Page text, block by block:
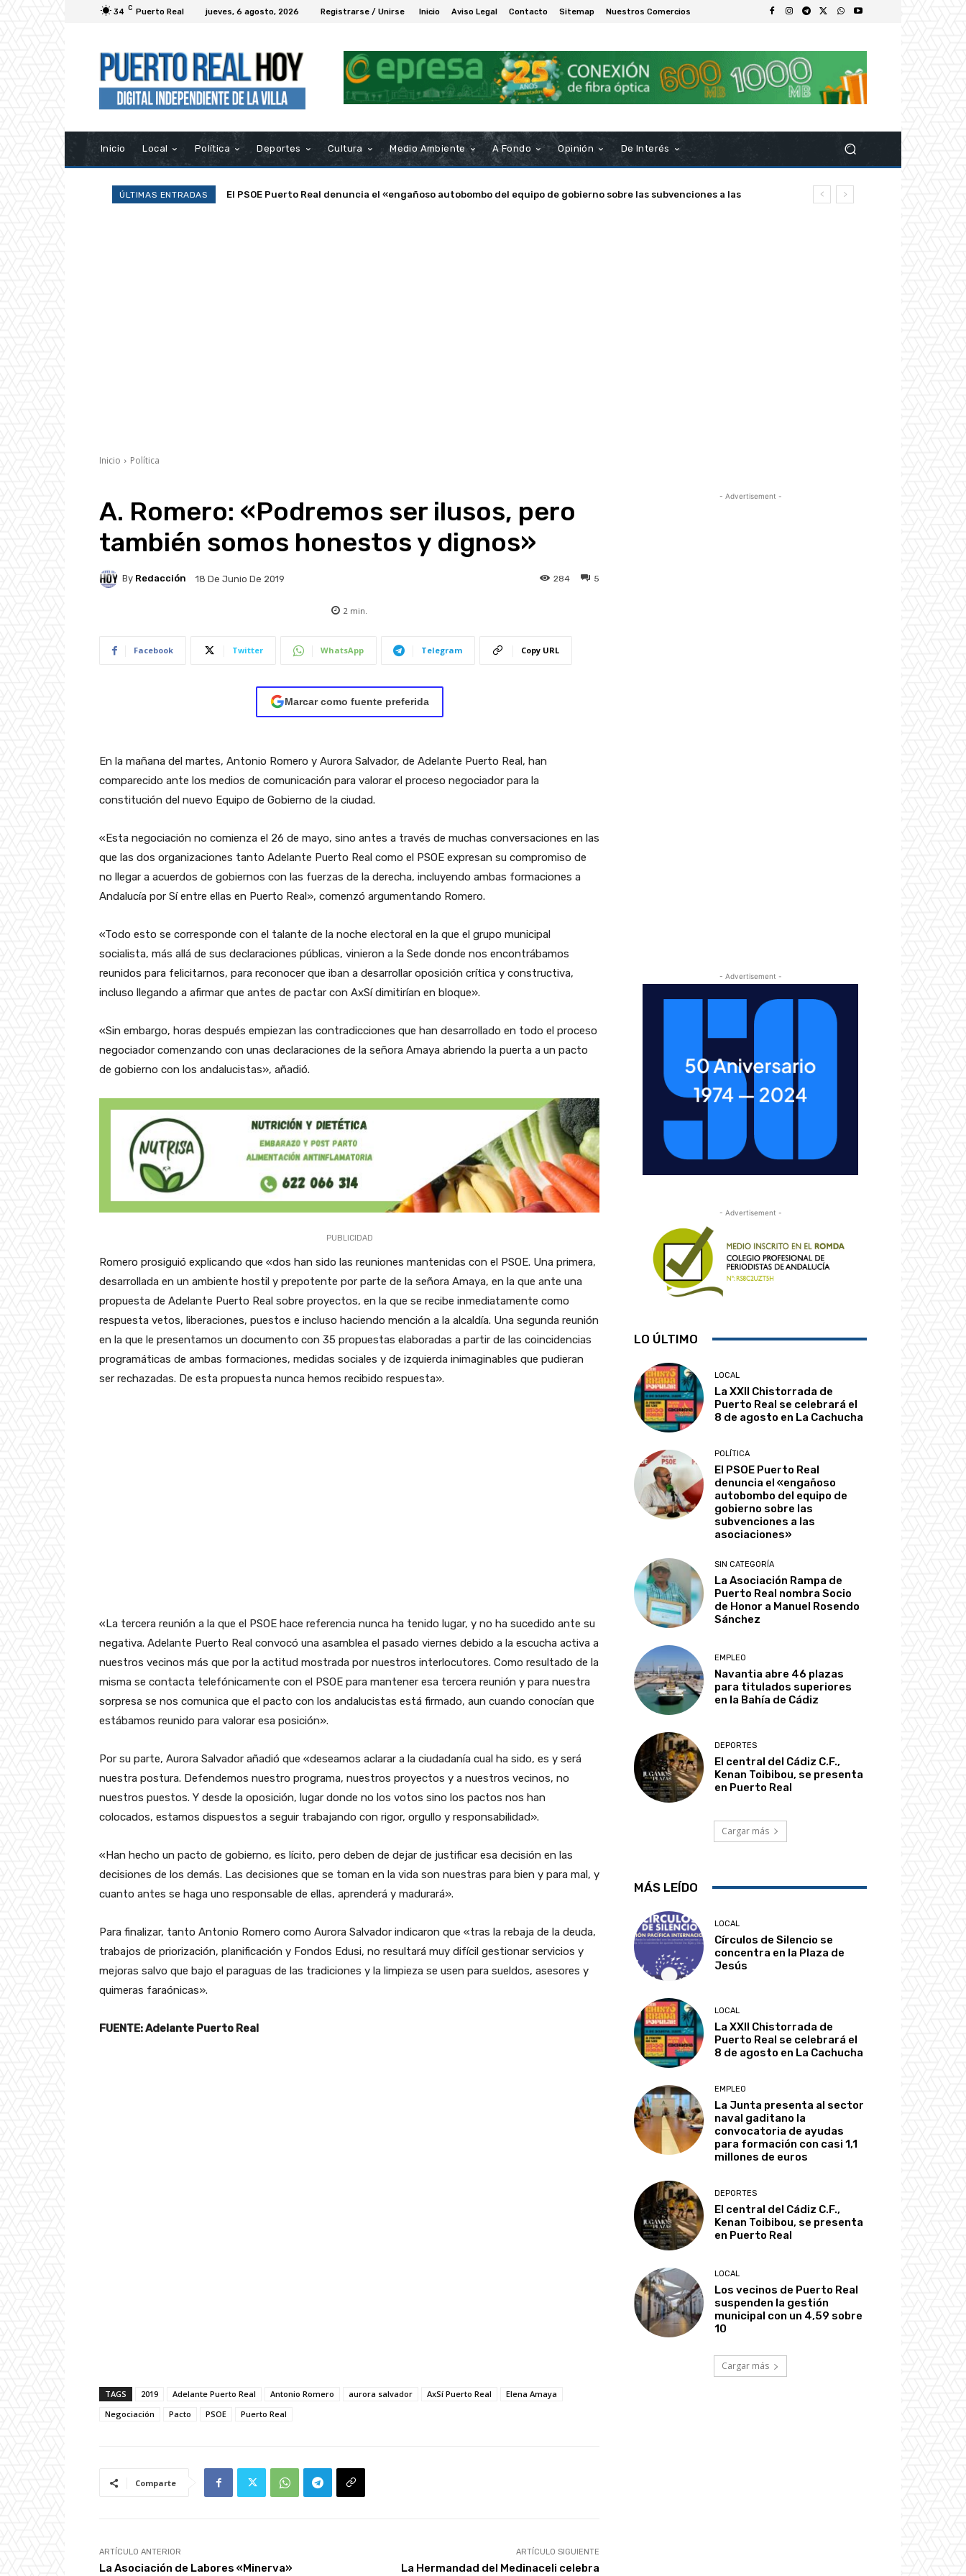
34 C Puerto Real jueves, 6 agosto, 2026 Registrarse / Unirse Inicio Aviso Legal Contacto Sitemap Nuestros Comercios
Inicio Local Política Deportes Cultura Medio Ambiente A Fondo Opinión De Interés
ÚLTIMAS ENTRADAS
El PSOE Puerto Real denuncia el «engañoso autobombo del equipo de gobierno sobre las subvenciones a las
La Asociación Rampa de Puerto Real nombra Socio de Honor a Manuel Rosendo Sánchez
Inicio Política
A. Romero: «Podremos ser ilusos, pero
también somos honestos y dignos»
By Redacción 18 De Junio De 2019 5
284
2 min.
Facebook Twitter WhatsApp Telegram Copy URL
Marcar como fuente preferida
En la mañana del martes, Antonio Romero y Aurora Salvador, de Adelante Puerto Real, han
comparecido ante los medios de comunicación para valorar el proceso negociador para la
constitución del nuevo Equipo de Gobierno de la ciudad.
«Esta negociación no comienza el 26 de mayo, sino antes a través de muchas conversaciones en las
que las dos organizaciones tanto Adelante Puerto Real como el PSOE expresan su compromiso de
no llegar a acuerdos de gobiernos con las fuerzas de la derecha, incluyendo ambas formaciones a
Andalucía por Sí entre ellas en Puerto Real», comenzó argumentando Romero.
«Todo esto se corresponde con el talante de la noche electoral en la que el grupo municipal
socialista, más allá de sus declaraciones públicas, vinieron a la Sede donde nos encontrábamos
reunidos para felicitarnos, para reconocer que iban a desarrollar oposición crítica y constructiva,
incluso llegando a afirmar que antes de pactar con AxSí dimitirían en bloque».
«Sin embargo, horas después empiezan las contradicciones que han desarrollado en todo el proceso
negociador comenzando con unas declaraciones de la señora Amaya abriendo la puerta a un pacto
de gobierno con los andalucistas», añadió.
PUBLICIDAD
Romero prosiguió explicando que «dos han sido las reuniones mantenidas con el PSOE. Una primera,
desarrollada en un ambiente hostil y prepotente por parte de la señora Amaya, en la que ante una
propuesta de Adelante Puerto Real sobre proyectos, en la que se recibe inmediatamente como
respuesta vetos, liberaciones, puestos e incluso haciendo mención a la alcaldía. Una segunda reunión
en la que le presentamos un documento con 35 propuestas elaboradas a partir de las coincidencias
programáticas de ambas formaciones, medidas sociales y de izquierda inimaginables que pudieran
ser rechazadas. De esta propuesta nunca hemos recibido respuesta».
«La tercera reunión a la que el PSOE hace referencia nunca ha tenido lugar, y no ha sucedido ante su
negativa. Adelante Puerto Real convocó una asamblea el pasado viernes debido a la escucha activa a
nuestros vecinos más que por la actitud mostrada por nuestros interlocutores. Como resultado de la
misma se contacta telefónicamente con el PSOE para mantener esa tercera reunión y para nuestra
sorpresa se nos comunica que el pacto con los andalucistas está firmado, aun cuando conocían que
estábamos reunido para valorar esa posición».
Por su parte, Aurora Salvador añadió que «deseamos aclarar a la ciudadanía cual ha sido, es y será
nuestra postura. Defendemos nuestro programa, nuestros proyectos y a nuestros vecinos, no
nuestros puestos. Y desde la oposición, lugar donde no los votos sino los pactos nos han
colocados, estamos dispuestos a seguir trabajando con rigor, orgullo y responsabilidad».
«Han hecho un pacto de gobierno, es lícito, pero deben de dejar de justificar esa decisión en las
decisiones de los demás. Las decisiones que se toman en la vida son nuestras para bien y para mal, y
cuanto antes se haga uno responsable de ellas, aprenderá y madurará».
Para finalizar, tanto Antonio Romero como Aurora Salvador indicaron que «tras la rebaja de la deuda,
trabajos de priorización, planificación y Fondos Edusi, no resultará muy difícil gestionar servicios y
mejoras salvo que bajo el paraguas de las tradiciones y la limpieza se usen para sueldos, asesores y
quimeras faraónicas».
FUENTE: Adelante Puerto Real
TAGS 2019 Adelante Puerto Real Antonio Romero aurora salvador AxSí Puerto Real
Elena Amaya
Negociación
Pacto PSOE Puerto Real
Comparte
ARTÍCULO ANTERIOR
La Asociación de Labores «Minerva»
ARTÍCULO SIGUIENTE
La Hermandad del Medinaceli celebra
- Advertisement -
- Advertisement -
- Advertisement -
LO ÚLTIMO
LOCAL
La XXII Chistorrada de
Puerto Real se celebrará el
8 de agosto en La Cachucha
POLÍTICA
El PSOE Puerto Real
denuncia el «engañoso
autobombo del equipo de
gobierno sobre las
subvenciones a las
asociaciones»
SIN CATEGORÍA
La Asociación Rampa de
Puerto Real nombra Socio
de Honor a Manuel Rosendo
Sánchez
EMPLEO
Navantia abre 46 plazas
para titulados superiores
en la Bahía de Cádiz
DEPORTES
El central del Cádiz C.F.,
Kenan Toibibou, se presenta
en Puerto Real
Cargar más
MÁS LEÍDO
LOCAL
Círculos de Silencio se
concentra en la Plaza de
Jesús
LOCAL
La XXII Chistorrada de
Puerto Real se celebrará el
8 de agosto en La Cachucha
EMPLEO
La Junta presenta al sector
naval gaditano la
convocatoria de ayudas
para formación con casi 1,1
millones de euros
DEPORTES
El central del Cádiz C.F.,
Kenan Toibibou, se presenta
en Puerto Real
LOCAL
Los vecinos de Puerto Real
suspenden la gestión
municipal con un 4,59 sobre
10
Cargar más